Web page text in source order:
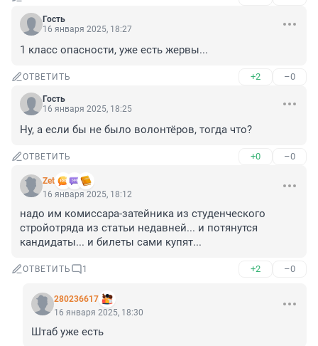
Гость
16 января 2025, 18:27
1 класс опасности, уже есть жервы...
ОТВЕТИТЬ +2 –0
Гость
16 января 2025, 18:25
Ну, а если бы не было волонтёров, тогда что?
ОТВЕТИТЬ +0 –0
Zet
16 января 2025, 18:12
надо им комиссара-затейника из студенческого
стройотряда из статьи недавней... и потянутся
кандидаты... и билеты сами купят...
ОТВЕТИТЬ 1 +2 –0
280236617
16 января 2025, 18:30
Штаб уже есть